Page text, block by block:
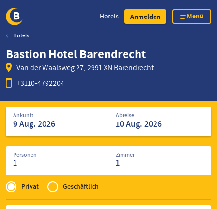
Direkt
zum
Inhalt
Hotels Anmelden Menü
Hotels
Bastion Hotel Barendrecht
Van der Waalsweg 27, 2991 XN Barendrecht
+3110-4792204
Suche
nach
Hotels
Ankunft Abreise
Personen
1
Zimmer
1
Privé
of
Zakelijk
Privat Geschäftlich